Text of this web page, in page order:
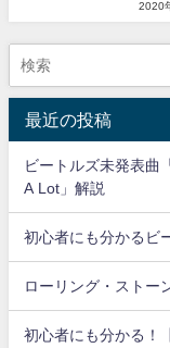
2020
最近の投稿
ビートルズ未発表曲
A Lot」解説
初心者にも分かるビ
ローリング・ストー
初心者にも分かる！